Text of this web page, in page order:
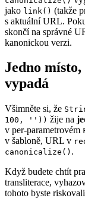
jako link() (takže
s aktuální URL.
skončí na správné
kanonickou verzi.
Jedno
vypadá
Všimněte si, že
100, '')) žije na
v per-parametrovém
v šabloně, URL v
canonicalize() .
Když budete chtít
transliterace,
tohoto byste